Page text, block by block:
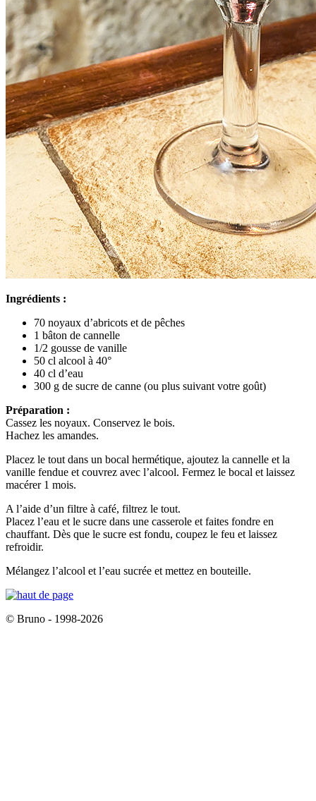
Ingrédients :
70 noyaux d’abricots et de pêches
1 bâton de cannelle
1/2 gousse de vanille
50 cl alcool à 40°
40 cl d’eau
300 g de sucre de canne (ou plus suivant votre goût)
Préparation :
Cassez les noyaux. Conservez le bois.
Hachez les amandes.
Placez le tout dans un bocal hermétique, ajoutez la cannelle et la
vanille fendue et couvrez avec l’alcool. Fermez le bocal et laissez
macérer 1 mois.
A l’aide d’un filtre à café, filtrez le tout.
Placez l’eau et le sucre dans une casserole et faites fondre en
chauffant. Dès que le sucre est fondu, coupez le feu et laissez
refroidir.
Mélangez l’alcool et l’eau sucrée et mettez en bouteille.
© Bruno - 1998-2026